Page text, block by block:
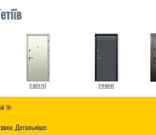
світлі темні
🎯
Детальніше: